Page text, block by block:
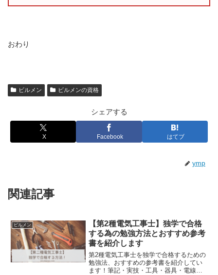
おわり
ビルメン ビルメンの資格
シェアする
X Facebook はてブ
ymp
関連記事
ビルメン
【第2種電気工事士】独学で合格
する為の勉強方法とおすすめ参考
書を紹介します
第2種電気工事士を独学で合格するための
勉強法、おすすめの参考書を紹介してい
ます！筆記・実技・工具・器具・電線に